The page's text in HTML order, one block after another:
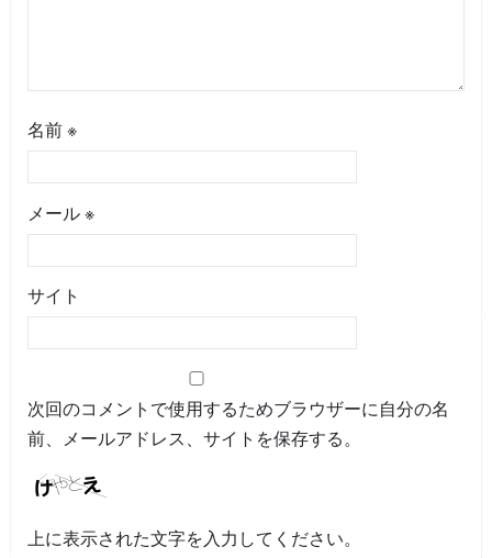
名前 ※
メール ※
サイト
次回のコメントで使用するためブラウザーに自分の名
前、メールアドレス、サイトを保存する。
上に表示された文字を入力してください。